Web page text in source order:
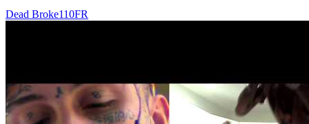
Dead Broke110FR